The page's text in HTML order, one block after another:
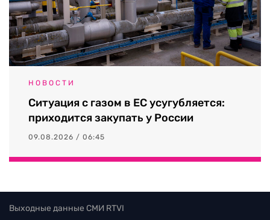
НОВОСТИ
Ситуация с газом в ЕС усугубляется:
приходится закупать у России
09.08.2026 / 06:45
Выходные данные СМИ RTVI